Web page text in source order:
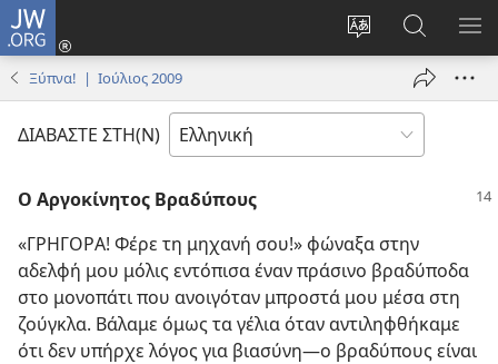
JW.ORG
Αλλαγή
γλώσσας
ιστότοπου
Σύνδεση
(ανοίγει
παράθυρο)
στο
JW.ORG
Ξύπνα! | Ιούλιος 2009
ΔΙΑΒΑΣΤΕ ΣΤΗ(Ν)
Ο Αργοκίνητος Βραδύπους
«ΓΡΗΓΟΡΑ! Φέρε τη μηχανή σου!» φώναξα στην
αδελφή μου μόλις εντόπισα έναν πράσινο βραδύποδα
στο μονοπάτι που ανοιγόταν μπροστά μου μέσα στη
ζούγκλα. Βάλαμε όμως τα γέλια όταν αντιληφθήκαμε
ότι δεν υπήρχε λόγος για βιασύνη​—ο βραδύπους είναι